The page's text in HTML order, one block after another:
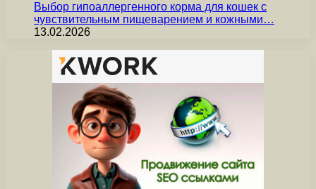
Выбор гипоаллергенного корма для кошек с
чувствительным пищеварением и кожными…
13.02.2026